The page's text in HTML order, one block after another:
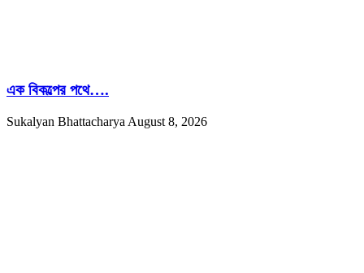
এক বিকল্পের পথে….
Sukalyan Bhattacharya August 8, 2026